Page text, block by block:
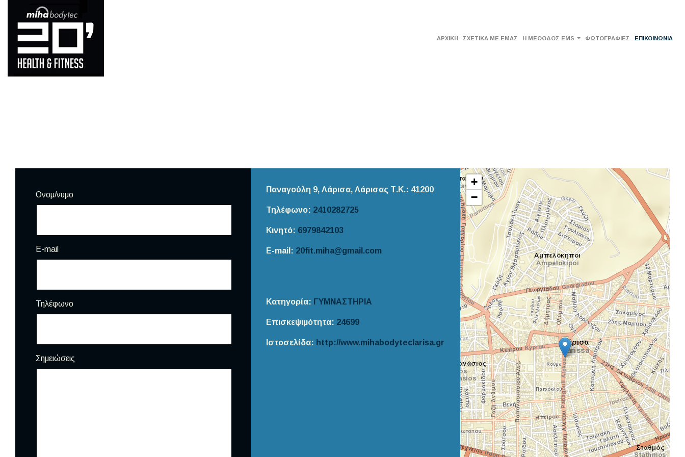
ΑΡΧΙΚΗ ΣΧΕΤΙΚΑ ΜΕ ΕΜΑΣ Η ΜΈΘΟΔΟΣ EMS ΦΩΤΟΓΡΑΦΙΕΣ ΕΠΙΚΟΙΝΩΝΙΑ
+
−
Παναγούλη 9, Λάρισα,Λάρισας Τ.Κ.: 41200
Τηλέφωνο: 2410282725
Κινητό: 6979842103
E-mail: 20fit.miha@gmail.com
Κατηγορία: ΓΥΜΝΑΣΤΗΡΙΑ
Επισκεψιμότητα: 24699
Ιστοσελίδα: http://www.mihabodyteclarisa.gr
Ονομ/νυμο
E-mail
Τηλέφωνο
Σημειώσεις